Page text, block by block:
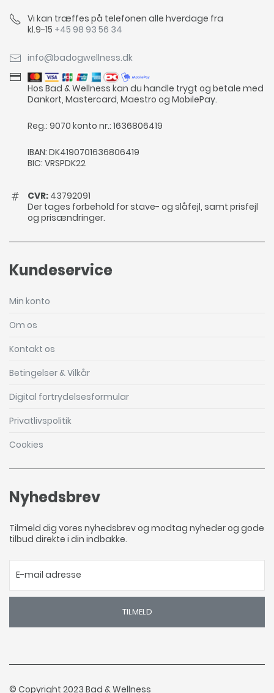
Vi kan træffes på telefonen alle hverdage fra
kl.9-15 +45 98 93 56 34
info@badogwellness.dk
Hos Bad & Wellness kan du handle trygt og betale med
Dankort, Mastercard, Maestro og MobilePay.
Reg.: 9070 konto nr.: 1636806419
IBAN: DK4190701636806419
BIC: VRSPDK22
CVR: 43792091
Der tages forbehold for stave- og slåfejl, samt prisfejl
og prisændringer.
Kundeservice
Min konto
Om os
Kontakt os
Betingelser & Vilkår
Digital fortrydelsesformular
Privatlivspolitik
Cookies
Nyhedsbrev
Tilmeld dig vores nyhedsbrev og modtag nyheder og gode
tilbud direkte i din indbakke.
TILMELD
© Copyright 2023 Bad & Wellness